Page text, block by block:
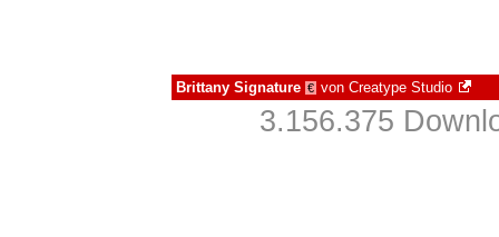
Brittany Signature € von Creatype Studio
3.156.375